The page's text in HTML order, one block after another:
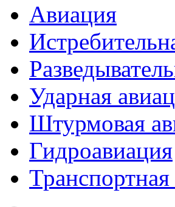
Авиация
Ударная
Штурмовая
Гидроавиация